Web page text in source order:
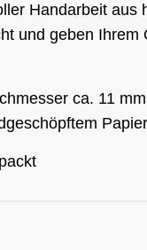
Handarbeit aus
und geben Ihrem
ca. 11